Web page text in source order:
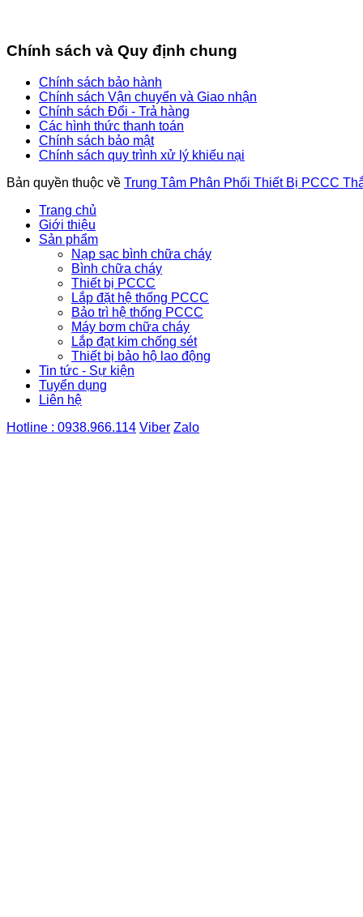
Chính sách và Quy định chung
Chính sách bảo hành
Chính sách Vận chuyển và Giao nhận
Chính sách Đổi - Trả hàng
Các hình thức thanh toán
Chính sách bảo mật
Chính sách quy trình xử lý khiếu nại
Bản quyền thuộc về Trung Tâm Phân Phối Thiết Bị PCCC
Trang chủ
Giới thiệu
Sản phẩm
Nạp sạc bình chữa cháy
Bình chữa cháy
Thiết bị PCCC
Lắp đặt hệ thống PCCC
Bảo trì hệ thống PCCC
Máy bơm chữa cháy
Lắp đạt kim chống sét
Thiết bị bảo hộ lao động
Tin tức - Sự kiện
Tuyển dụng
Liên hệ
Hotline : 0938.966.114 Viber Zalo